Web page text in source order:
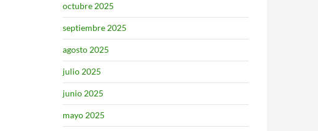
octubre 2025
septiembre 2025
agosto 2025
julio 2025
junio 2025
mayo 2025